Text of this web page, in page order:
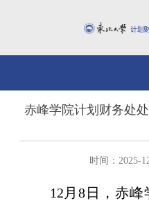
赤峰学院计划财务处
时间：2025-
12月8日，赤